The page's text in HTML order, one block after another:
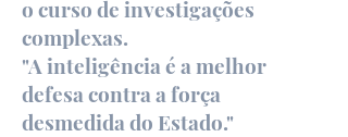
o curso de investigações
complexas.
"A inteligência é a melhor
defesa contra a força
desmedida do Estado."